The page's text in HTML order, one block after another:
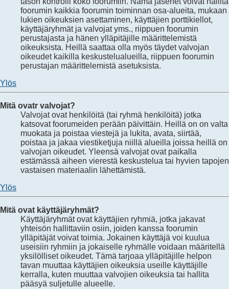
foorumin kaikkia foorumin toiminnan osa-alueita, mukaan
lukien oikeuksien asettaminen, käyttäjien porttikiellot,
käyttäjäryhmät ja valvojat yms., riippuen foorumin
perustajasta ja hänen ylläpitäjille määrittelemistä
oikeuksista. Heillä saattaa olla myös täydet valvojan
oikeudet kaikilla keskustelualueilla, riippuen foorumin
perustajan määrittelemistä asetuksista.
Ylös
Mitä ovatr valvojat?
Valvojat ovat henkilöitä (tai ryhmä henkilöitä) jotka
katsovat foorumeiden perään päivittäin. Heillä on on valta
muokata ja poistaa viestejä ja lukita, avata, siirtää,
poistaa ja jakaa viestiketjuja niillä alueilla joissa heillä on
valvojan oikeudet. Yleensä valvojat ovat paikalla
estämässä aiheen vierestä keskustelua tai hyvien tapojen
vastaisen materiaalin lähettämistä.
Ylös
Mitä ovat käyttäjäryhmät?
Käyttäjäryhmät ovat käyttäjien ryhmiä, jotka jakavat
yhteisön hallittaviin osiin, joiden kanssa foorumin
ylläpitäjät voivat toimia. Jokainen käyttäjä voi kuulua
useisiin ryhmiin ja jokaiselle ryhmälle voidaan määritellä
yksilölliset oikeudet. Tämä tarjoaa ylläpitäjille helpon
tavan muuttaa käyttäjien oikeuksia useille käyttäjille
kerralla, kuten muuttaa valvojien oikeuksia tai hallita
pääsyä suljetulle alueelle.